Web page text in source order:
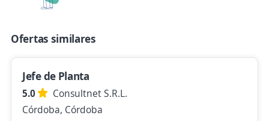
Hace 20 horas
Ejecutivo/a Comercial Técnico/a
4,4
Nexo Group
Córdoba, Córdoba
Remoto
Ofertas similares
Jefe de Planta
5.0
Consultnet S.R.L.
Córdoba, Córdoba